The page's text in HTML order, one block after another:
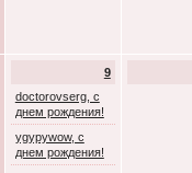
9
doctorovserg, с
днем рождения!
ygypywow, с
днем рождения!